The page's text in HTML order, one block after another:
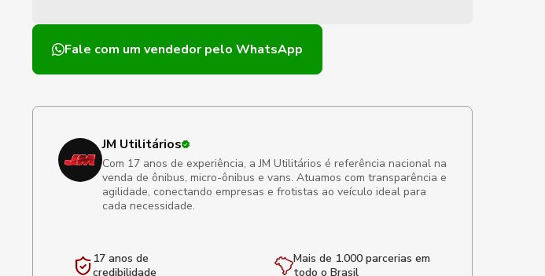
Fale com um vendedorpelo WhatsApp
JM Utilitários
Com 17 anos de experiência, a JM Utilitários é referência nacional na
venda de ônibus, micro-ônibus e vans. Atuamos com transparência e
agilidade, conectando empresas e frotistas ao veículo ideal para
cada necessidade.
17 anos de
credibilidade
Mais de 1.000 parcerias em
todo o Brasil